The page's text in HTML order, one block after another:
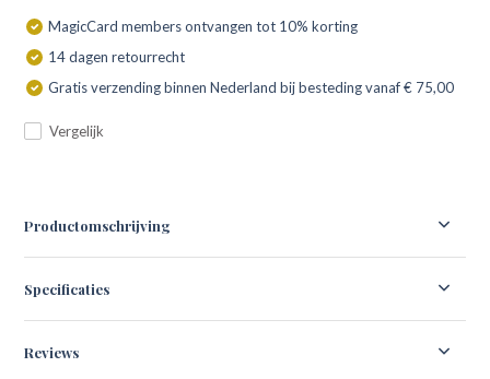
MagicCard members ontvangen tot 10% korting
14 dagen retourrecht
Gratis verzending binnen Nederland bij besteding vanaf € 75,00
Vergelijk
Productomschrijving
Specificaties
Reviews